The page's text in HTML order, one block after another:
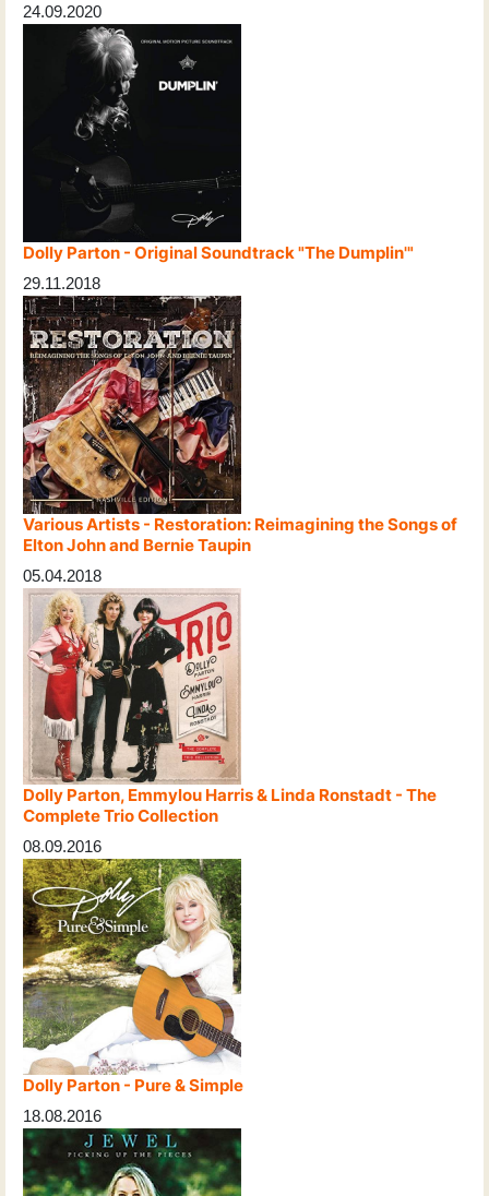
24.09.2020
Dolly Parton - Original Soundtrack "The Dumplin'"
29.11.2018
Various Artists - Restoration: Reimagining the Songs of
Elton John and Bernie Taupin
05.04.2018
Dolly Parton, Emmylou Harris & Linda Ronstadt - The
Complete Trio Collection
08.09.2016
Dolly Parton - Pure & Simple
18.08.2016